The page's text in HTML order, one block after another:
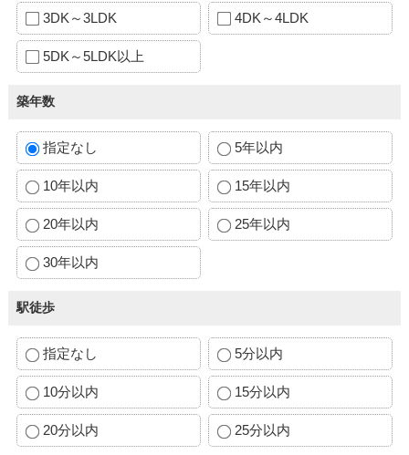
3DK～3LDK 4DK～4LDK
5DK～5LDK以上
築年数
指定なし 5年以内
10年以内 15年以内
20年以内 25年以内
30年以内
駅徒歩
指定なし 5分以内
10分以内 15分以内
20分以内 25分以内